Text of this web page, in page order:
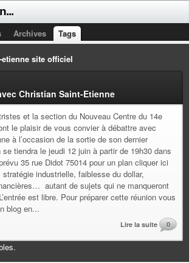
Archives Tags
site officiel
Christian Saint-Etienne
et la section du Nouveau Centre du 14e
le plaisir de vous convier à débattre avec
à l’occasion de la sortie de son dernier
tiendra le jeudi 12 juin à partir de 19h30 dans
35 rue Didot 75014 pour un plan cliquer ici
stratégie industrielle, faiblesse du dollar,
autant de sujets qui ne manqueront
est libre. Pour préparer cette réunion vous
blog en...
Lire la suite 0